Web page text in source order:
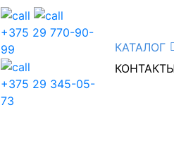
+375 29 770-90-
99
+375 29 345-05-
73
КАТАЛОГ